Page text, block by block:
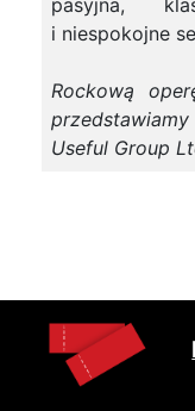
i niespokojne
Rockową
Useful Group